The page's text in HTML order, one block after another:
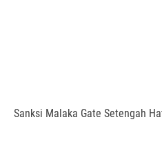
Sanksi Malaka Gate Setengah